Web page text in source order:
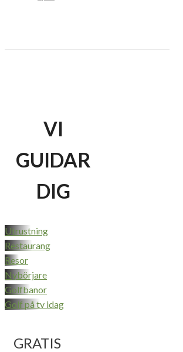
VI
GUIDAR
DIG
Utrustning
Restaurang
Resor
Nybörjare
Golfbanor
Golf på tv idag
GRATIS